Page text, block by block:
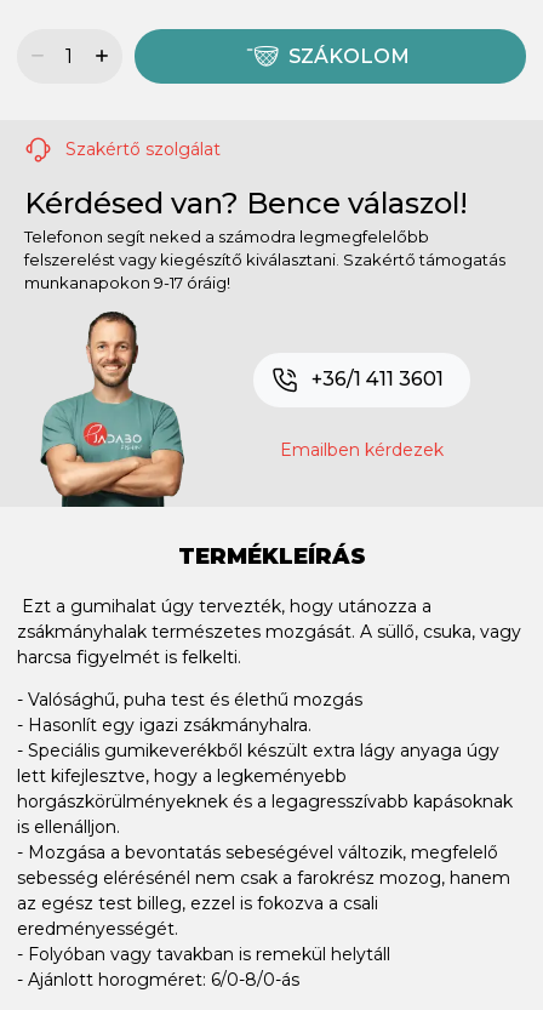
SZÁKOLOM
Szakértő szolgálat
Kérdésed van? Bence válaszol!
Telefonon segít neked a számodra legmegfelelőbb
felszerelést vagy kiegészítő kiválasztani. Szakértő támogatás
munkanapokon 9-17 óráig!
+36/1 411 3601
Emailben kérdezek
TERMÉKLEÍRÁS
Ezt a gumihalat úgy tervezték, hogy utánozza a
zsákmányhalak természetes mozgását. A süllő, csuka, vagy
harcsa figyelmét is felkelti.
- Valósághű, puha test és élethű mozgás
- Hasonlít egy igazi zsákmányhalra.
- Speciális gumikeverékből készült extra lágy anyaga úgy
lett kifejlesztve, hogy a legkeményebb
horgászkörülményeknek és a legagresszívabb kapásoknak
is ellenálljon.
- Mozgása a bevontatás sebeségével változik, megfelelő
sebesség elérésénél nem csak a farokrész mozog, hanem
az egész test billeg, ezzel is fokozva a csali
eredményességét.
- Folyóban vagy tavakban is remekül helytáll
- Ajánlott horogméret: 6/0-8/0-ás